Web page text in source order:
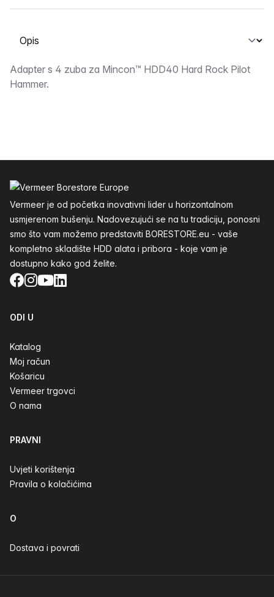
Odabir kartice
Opis
Adapter s 4 zuba za Mincon™ HDD40 Hard Rock Pilot
Hammer.
Vermeer je od početka inovativni lider u horizontalnom
usmjerenom bušenju. Nadovezujući se na tu tradiciju, ponosni
smo što vam možemo predstaviti BORESTORE.eu - vaše
kompletno skladište HDD alata i pribora - koje vam je
dostupno kako god želite.
Facebook
Instagram
YouTube
LinkedIn
ODI U
Katalog
Moj račun
Košaricu
Vermeer trgovci
O nama
PRAVNI
Uvjeti korištenja
Pravila o kolačićima
O
Dostava i povrati